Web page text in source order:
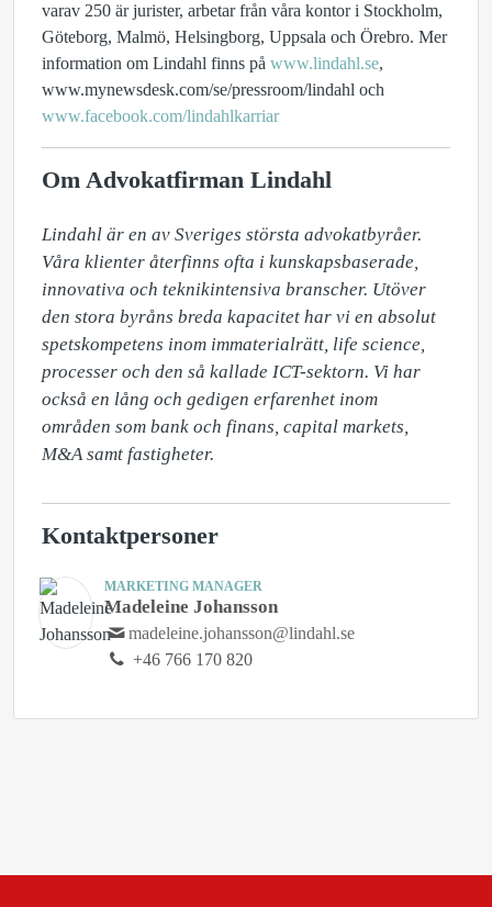
varav 250 är jurister, arbetar från våra kontor i Stockholm,
Göteborg, Malmö, Helsingborg, Uppsala och Örebro. Mer
information om Lindahl finns på www.lindahl.se,
www.mynewsdesk.com/se/pressroom/lindahl och
www.facebook.com/lindahlkarriar
Om Advokatfirman Lindahl
Lindahl är en av Sveriges största advokatbyråer.
Våra klienter återfinns ofta i kunskapsbaserade,
innovativa och teknikintensiva branscher. Utöver
den stora byråns breda kapacitet har vi en absolut
spetskompetens inom immaterialrätt, life science,
processer och den så kallade ICT-sektorn. Vi har
också en lång och gedigen erfarenhet inom
områden som bank och finans, capital markets,
M&A samt fastigheter.
Kontaktpersoner
MARKETING MANAGER
Madeleine Johansson
madeleine.johansson@lindahl.se
+46 766 170 820